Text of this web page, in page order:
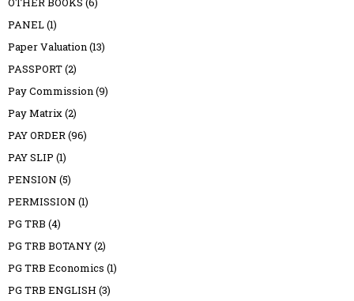
PANEL(1)
Paper Valuation(13)
PASSPORT(2)
Pay Commission(9)
Pay Matrix(2)
PAY ORDER(96)
PAY SLIP (1)
PENSION (5)
PERMISSION (1)
PG TRB (4)
PG TRB BOTANY(2)
PG TRB Economics (1)
PG TRB ENGLISH (3)